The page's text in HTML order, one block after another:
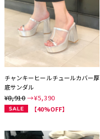
チャンキーヒールチュールカバー厚
底サンダル
¥8,910→¥5,390
【40%OFF】